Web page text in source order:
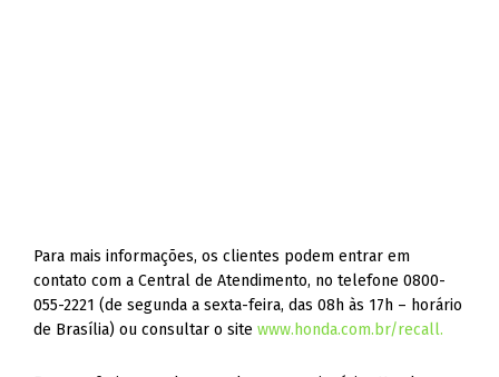
Para mais informações, os clientes podem entrar em
contato com a Central de Atendimento, no telefone 0800-
055-2221 (de segunda a sexta-feira, das 08h às 17h – horário
de Brasília) ou consultar o sitewww.honda.com.br/recall.